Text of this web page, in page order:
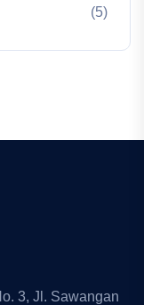
(5)
3, Jl. Sawangan